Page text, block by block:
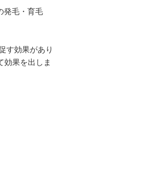
発毛・育毛
す効果があり
効果を出しま